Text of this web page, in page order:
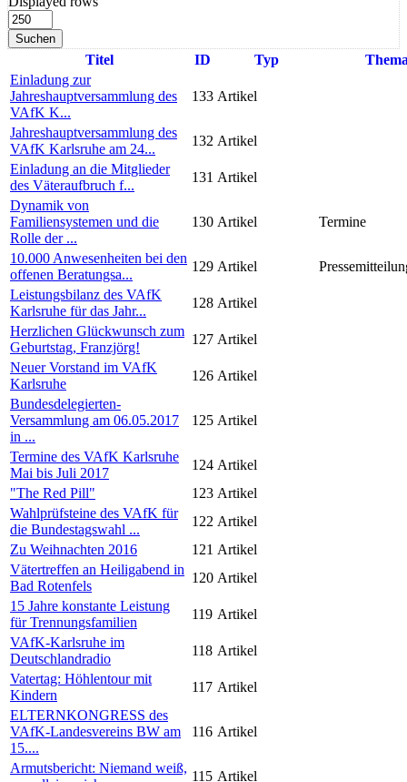
Suchen
Titel ID Typ
Einladung zur
Jahreshauptversammlung des
VAfK K...
133 Artikel
Jahreshauptversammlung des
VAfK Karlsruhe am 24...
132 Artikel
Einladung an die Mitglieder
des Väteraufbruch f...
131 Artikel
Dynamik von
Familiensystemen und die
Rolle der ...
130 Artikel Termine
10.000 Anwesenheiten bei den
offenen Beratungsa...
129 Artikel
Leistungsbilanz des VAfK
Karlsruhe für das Jahr...
128 Artikel
Herzlichen Glückwunsch zum
Geburtstag, Franzjörg!
127 Artikel
Neuer Vorstand im VAfK
Karlsruhe
126 Artikel
Bundesdelegierten-
Versammlung am 06.05.2017
in ...
125 Artikel
Termine des VAfK Karlsruhe
Mai bis Juli 2017
124 Artikel
"The Red Pill"
123 Artikel
Wahlprüfsteine des VAfK für
die Bundestagswahl ...
122 Artikel
Zu Weihnachten 2016
121 Artikel
Vätertreffen an Heiligabend in
Bad Rotenfels
120 Artikel
15 Jahre konstante Leistung
für Trennungsfamilien
119 Artikel
VAfK-Karlsruhe im
Deutschlandradio
118 Artikel
Vatertag: Höhlentour mit
Kindern
117 Artikel
ELTERNKONGRESS des
VAfK-Landesvereins BW am
15....
116 Artikel
Armutsbericht: Niemand weiß,
115 Artikel